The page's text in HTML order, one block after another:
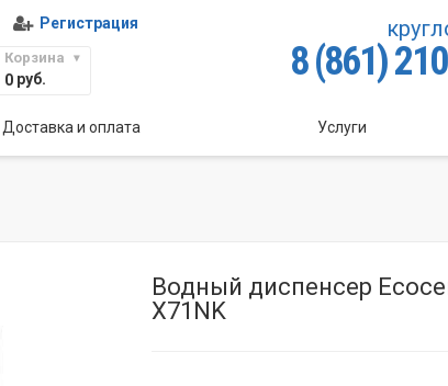
Регистрация
Корзина
0руб. 8 (861)
Доставка и оплата Услуги
Водный диспенсер
X71NK